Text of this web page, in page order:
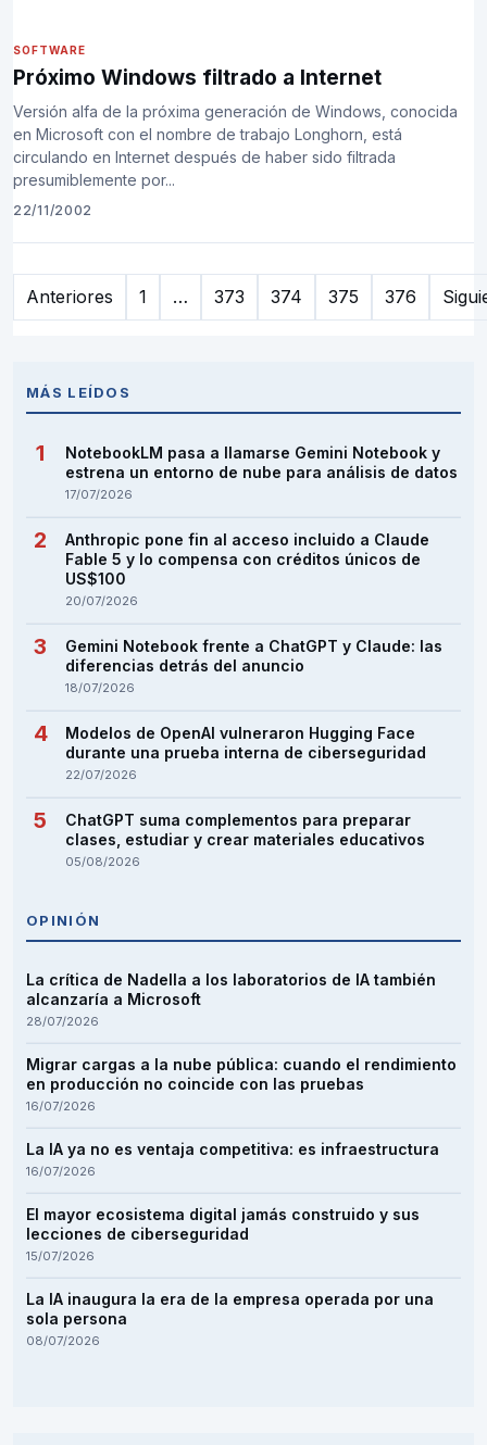
MÁS LEÍDOS
NotebookLM pasa a llamarse Gemini Notebook y
estrena un entorno de nube para análisis de datos
17/07/2026
Anthropic pone fin al acceso incluido a Claude
Fable 5 y lo compensa con créditos únicos de
US$100
20/07/2026
Gemini Notebook frente a ChatGPT y Claude: las
diferencias detrás del anuncio
18/07/2026
Modelos de OpenAI vulneraron Hugging Face
durante una prueba interna de ciberseguridad
22/07/2026
ChatGPT suma complementos para preparar
clases, estudiar y crear materiales educativos
05/08/2026
OPINIÓN
La crítica de Nadella a los laboratorios de IA también
alcanzaría a Microsoft
28/07/2026
Migrar cargas a la nube pública: cuando el rendimiento
en producción no coincide con las pruebas
16/07/2026
La IA ya no es ventaja competitiva: es infraestructura
16/07/2026
El mayor ecosistema digital jamás construido y sus
lecciones de ciberseguridad
15/07/2026
La IA inaugura la era de la empresa operada por una
sola persona
08/07/2026
SOFTWARE
Próximo Windows filtrado a Internet
Versión alfa de la próxima generación de Windows, conocida
en Microsoft con el nombre de trabajo Longhorn, está
circulando en Internet después de haber sido filtrada
presumiblemente por...
22/11/2002
Paginación
entradas
Anteriores 1 … 373 374 375 376